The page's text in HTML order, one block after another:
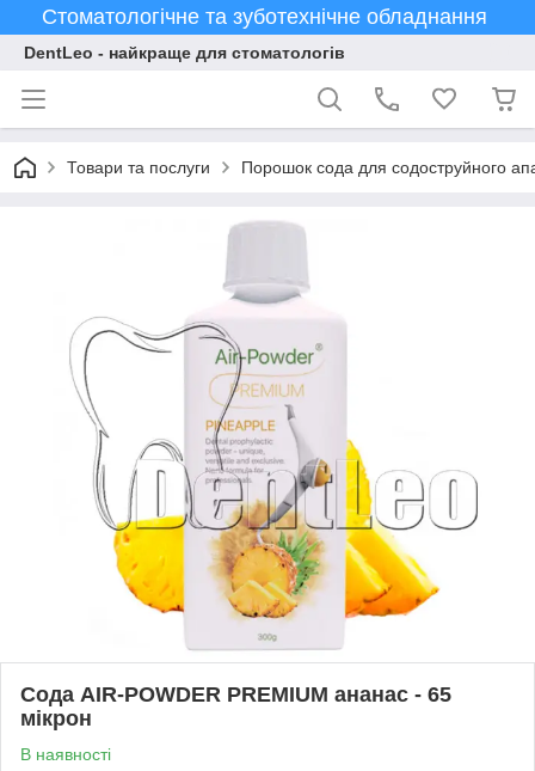
Стоматологічне та зуботехнічне обладнання
DentLeo - найкраще для стоматологів
Товари та послуги Порошок сода для содоструйного
Сода AIR-POWDER PREMIUM ананас - 65
мікрон
В наявності